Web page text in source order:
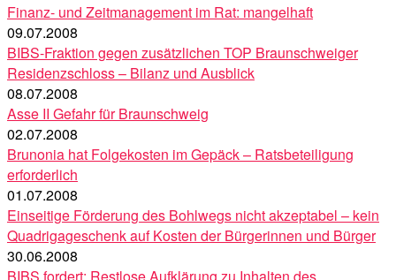
Finanz- und Zeitmanagement im Rat: mangelhaft
09.07.2008
BIBS-Fraktion gegen zusätzlichen TOP Braunschweiger
Residenzschloss – Bilanz und Ausblick
08.07.2008
Asse II Gefahr für Braunschweig
02.07.2008
Brunonia hat Folgekosten im Gepäck – Ratsbeteiligung
erforderlich
01.07.2008
Einseitige Förderung des Bohlwegs nicht akzeptabel – kein
Quadrigageschenk auf Kosten der Bürgerinnen und Bürger
30.06.2008
BIBS fordert: Restlose Aufklärung zu Inhalten des